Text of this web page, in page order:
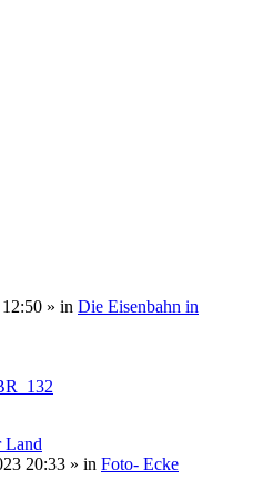
» in Die Eisenbahn in
Land
20:33 » in Foto- Ecke